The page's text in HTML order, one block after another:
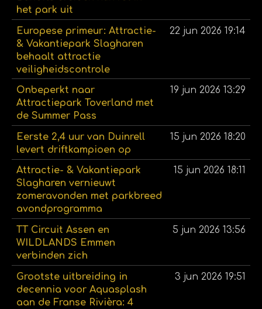
het park uit
Europese primeur: Attractie-
& Vakantiepark Slagharen
behaalt attractie
veiligheidscontrole
22 jun 2026 19:14
Onbeperkt naar
Attractiepark Toverland met
de Summer Pass
19 jun 2026 13:29
Eerste 2,4 uur van Duinrell
levert driftkampioen op
15 jun 2026 18:20
Attractie- & Vakantiepark
Slagharen vernieuwt
zomeravonden met parkbreed
avondprogramma
15 jun 2026 18:11
TT Circuit Assen en
WILDLANDS Emmen
verbinden zich
5 jun 2026 13:56
Grootste uitbreiding in
decennia voor Aquasplash
aan de Franse Rivièra: 4
3 jun 2026 19:51